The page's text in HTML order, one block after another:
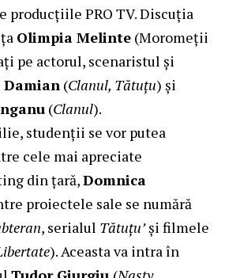
producțiile PRO TV. Discuția
Olimpia Melinte (Moromeții
pe actorul, scenaristul și
(Clanul, Tătuțu) și
(Clanul).
studenții se vor putea
cele mai apreciate
din țară,Domnica
proiectele sale se numără
, serialul Tătuțu’și filmele
). Aceasta va intra în